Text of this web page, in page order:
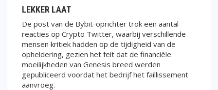
LEKKER LAAT
De post van de Bybit-oprichter trok een aantal
reacties op Crypto Twitter, waarbij verschillende
mensen kritiek hadden op de tijdigheid van de
opheldering, gezien het feit dat de financiële
moeilijkheden van Genesis breed werden
gepubliceerd voordat het bedrijf het faillissement
aanvroeg.